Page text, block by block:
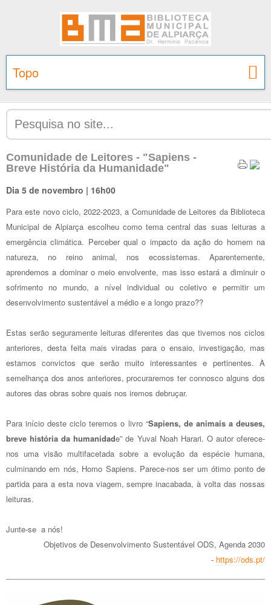
Topo
Comunidade de Leitores - "Sapiens -
Breve História da Humanidade"
Dia 5 de novembro | 16h00
Para este novo ciclo, 2022-2023, a Comunidade de Leitores da Biblioteca
Municipal de Alpiarça escolheu como tema central das suas leituras a
emergência climática. Perceber qual o impacto da ação do homem na
natureza, no reino animal, nos ecossistemas. Aparentemente,
aprendemos a dominar o meio envolvente, mas isso estará a diminuir o
sofrimento no mundo, a nível individual ou coletivo e permitir um
desenvolvimento sustentável a médio e a longo prazo??
Estas serão seguramente leituras diferentes das que tivemos nos ciclos
anteriores, desta feita mais viradas para o ensaio, investigação, mas
estamos convictos que serão muito interessantes e pertinentes. À
semelhança dos anos anteriores, procuraremos ter connosco alguns dos
autores das obras sobre quais nos iremos debruçar.
Para início deste ciclo teremos o livro “Sapiens, de animais a deuses,
breve história da humanidade” de Yuval Noah Harari. O autor oferece-
nos uma visão multifacetada sobre a evolução da espécie humana,
culminando em nós, Homo Sapiens. Parece-nos ser um ótimo ponto de
partida para a esta nova viagem, sempre inacabada, à volta das nossas
leituras.
Junte-se a nós!
Objetivos de Desenvolvimento Sustentável ODS, Agenda 2030
- https://ods.pt/